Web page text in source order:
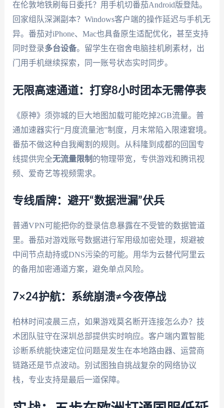
在伦敦地铁刷每日委托？用手机切番茄Android版登陆。
回家组队深渊副本？Windows客户端的操作延迟与手机无
异。番茄对iPhone、Mac也具备原生适配优化，甚至支持
同时登录多台设备。留学生在宿舍电脑挂机刷素材，出
门用手机继续探索，同一账号状态实时同步。
无限高速通道：打穿8小时团本无需停表
《原神》须弥城的巨大地图加载可能吃掉2GB流量。普
通加速器实行“月度流量池”制度，月末常陷入限速窘境。
番茄不做这种自我阉割的规则。从科隆到成都的回国专
线提供完全无流量限制 的物理带宽，专供游戏和腾讯视
频、爱奇艺等视频需求。
专线盾牌：避开“数据泄漏”伏兵
普通VPN可能把你的登录信息暴露在不受管的数据管道
里。番茄对游戏账号数据进行军用级加密处理，规避被
中间节点劫持或DNS污染的可能。用华为云替代阿里云
的备用加密通道方案，避免单点风险。
7×24护航：系统崩溃≠今夜停战
柏林时间凌晨三点，如果游戏莫名断开连接怎么办？技
术团队驻守在深圳总部提供实时响应。客户端内置智能
诊断系统能快速定位问题是发生在本地路由器、运营商
链路还是节点波动。别试图独自挑战复杂的网络协议
栈，专业支持是最后一道保障。